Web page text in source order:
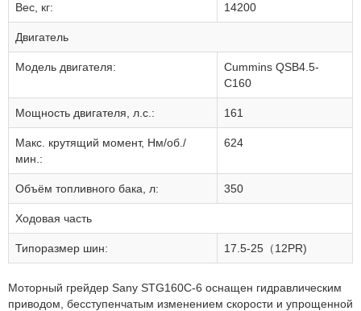
Вес, кг: 14200
Двигатель
Модель двигателя:
Cummins QSB4.5-
C160
Мощность двигателя, л.с.: 161
Макс. крутящий момент, Нм/об./
мин.:
624
Объём топливного бака, л: 350
Ходовая часть
Типоразмер шин: 17.5-25（12PR)
Моторный грейдер Sany STG160C-6 оснащен гидравлическим
приводом, бесступенчатым изменением скорости и упрощенной